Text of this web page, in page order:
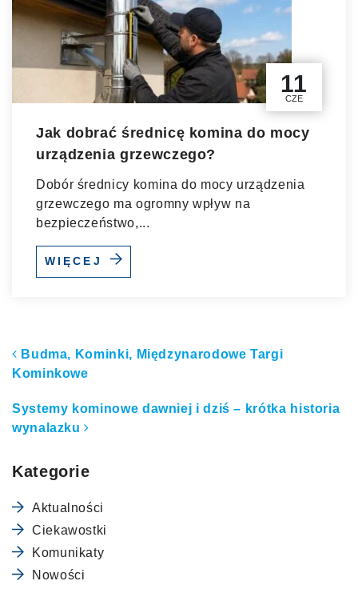
11
CZE
Jak dobrać średnicę komina do mocy
urządzenia grzewczego?
Dobór średnicy komina do mocy urządzenia
grzewczego ma ogromny wpływ na
bezpieczeństwo,...
WIĘCEJ
Nawigacja po artykułach
Budma, Kominki, Międzynarodowe Targi
Kominkowe
Systemy kominowe dawniej i dziś – krótka historia
wynalazku
Kategorie
Aktualności
Ciekawostki
Komunikaty
Nowości